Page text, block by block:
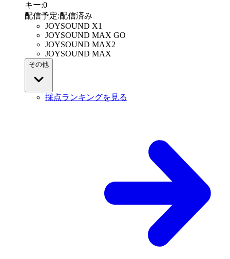
キー:0
配信予定:配信済み
JOYSOUND X1
JOYSOUND MAX GO
JOYSOUND MAX2
JOYSOUND MAX
その他
採点ランキングを見る